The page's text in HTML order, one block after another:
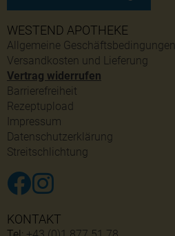
WESTEND APOTHEKE
Allgemeine Geschäftsbedingungen
Versandkosten und Lieferung
Vertrag widerrufen
Barrierefreiheit
Rezeptupload
Impressum
Datenschutzerklärung
Streitschlichtung
KONTAKT